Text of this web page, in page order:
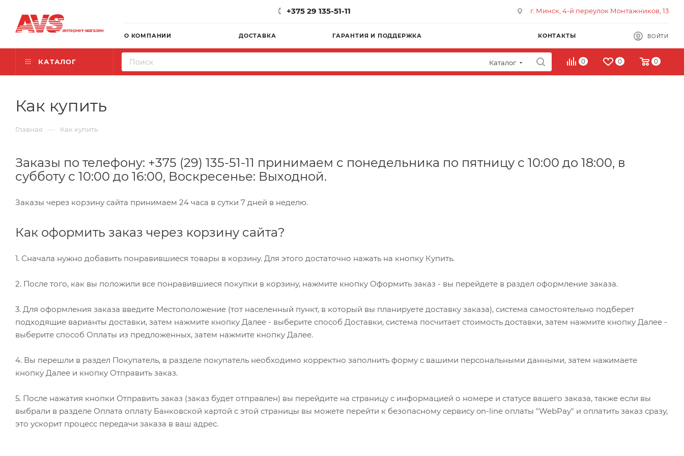
+375 29 135-51-11 г. Минск, 4-й переулок Монтажников, 13
О КОМПАНИИ ДОСТАВКА ГАРАНТИЯ И ПОДДЕРЖКА КОНТАКТЫ ВОЙТИ
КАТАЛОГ Каталог 0 0 0
Как купить
Главная — Как купить
Заказы по телефону: +375 (29) 135-51-11 принимаем с понедельника по пятницу с 10:00 до 18:00, в
субботу с 10:00 до 16:00, Воскресенье: Выходной.
Заказы через корзину сайта принимаем 24 часа в сутки 7 дней в неделю.
Как оформить заказ через корзину сайта?
1. Сначала нужно добавить понравившиеся товары в корзину. Для этого достаточно нажать на кнопку Купить.
2. После того, как вы положили все понравившиеся покупки в корзину, нажмите кнопку Оформить заказ - вы перейдете в раздел оформление заказа.
3. Для оформления заказа введите Местоположение (тот населенный пункт, в который вы планируете доставку заказа), система самостоятельно подберет
подходящие варианты доставки, затем нажмите кнопку Далее - выберите способ Доставки, система посчитает стоимость доставки, затем нажмите кнопку Далее -
выберите способ Оплаты из предложенных, затем нажмите кнопку Далее.
4. Вы перешли в раздел Покупатель, в разделе покупатель необходимо корректно заполнить форму с вашими персональными данными, затем нажимаете
кнопку Далее и кнопку Отправить заказ.
5. После нажатия кнопки Отправить заказ (заказ будет отправлен) вы перейдите на страницу с информацией о номере и статусе вашего заказа, также если вы
выбрали в разделе Оплата оплату Банковской картой с этой страницы вы можете перейти к безопасному сервису on-line оплаты "WebPay" и оплатить заказ сразу,
это ускорит процесс передачи заказа в ваш адрес.